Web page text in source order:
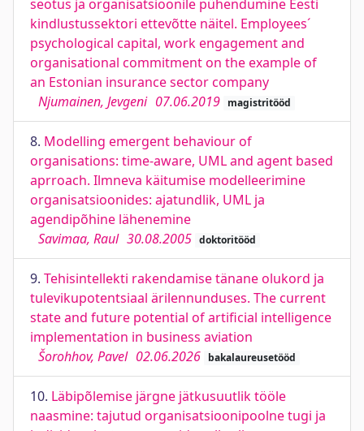
seotus ja organisatsioonile pühendumine Eesti
kindlustussektori ettevõtte näitel. Employees´
psychological capital, work engagement and
organisational commitment on the example of
an Estonian insurance sector company
Njumainen, Jevgeni 07.06.2019 magistritööd
8. Modelling emergent behaviour of
organisations: time-aware, UML and agent based
aprroach. Ilmneva käitumise modelleerimine
organisatsioonides: ajatundlik, UML ja
agendipõhine lähenemine
Savimaa, Raul 30.08.2005 doktoritööd
9. Tehisintellekti rakendamise tänane olukord ja
tulevikupotentsiaal ärilennunduses. The current
state and future potential of artificial intelligence
implementation in business aviation
Šorohhov, Pavel 02.06.2026 bakalaureusetööd
10. Läbipõlemise järgne jätkusuutlik tööle
naasmine: tajutud organisatsioonipoolne tugi ja